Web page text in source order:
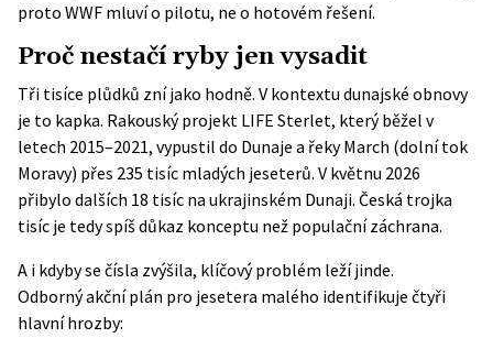
proto WWF mluví o pilotu, ne o hotovém řešení.
Proč nestačí ryby jen vysadit
Tři tisíce plůdků zní jako hodně. V kontextu dunajské obnovy
je to kapka. Rakouský projekt LIFE Sterlet, který běžel v
letech 2015–2021, vypustil do Dunaje a řeky March (dolní tok
Moravy) přes 235 tisíc mladých jeseterů. V květnu 2026
přibylo dalších 18 tisíc na ukrajinském Dunaji. Česká trojka
tisíc je tedy spíš důkaz konceptu než populační záchrana.
A i kdyby se čísla zvýšila, klíčový problém leží jinde.
Odbornýakční plán pro jesetera malého identifikuje čtyři
hlavní hrozby: